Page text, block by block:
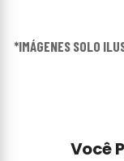
*IMÁGENES SOLO
Você